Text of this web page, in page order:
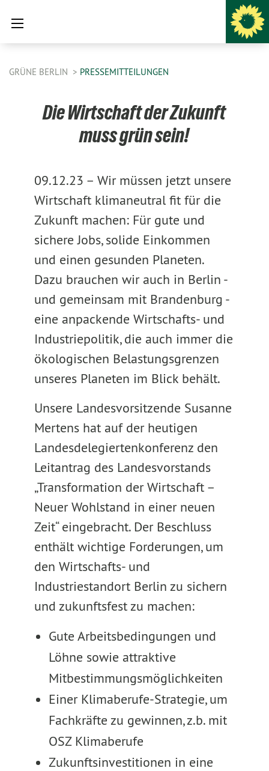
GRÜNE BERLIN PRESSEMITTEILUNGEN
Die Wirtschaft der Zukunft
muss grün sein!
09.12.23 – Wir müssen jetzt unsere
Wirtschaft klimaneutral fit für die
Zukunft machen: Für gute und
sichere Jobs, solide Einkommen
und einen gesunden Planeten.
Dazu brauchen wir auch in Berlin -
und gemeinsam mit Brandenburg -
eine anpackende Wirtschafts- und
Industriepolitik, die auch immer die
ökologischen Belastungsgrenzen
unseres Planeten im Blick behält.
Unsere Landesvorsitzende Susanne
Mertens hat auf der heutigen
Landesdelegiertenkonferenz den
Leitantrag des Landesvorstands
„Transformation der Wirtschaft –
Neuer Wohlstand in einer neuen
Zeit“ eingebracht. Der Beschluss
enthält wichtige Forderungen, um
den Wirtschafts- und
Industriestandort Berlin zu sichern
und zukunftsfest zu machen:
Gute Arbeitsbedingungen und
Löhne sowie attraktive
Mitbestimmungsmöglichkeiten
Einer Klimaberufe-Strategie, um
Fachkräfte zu gewinnen, z.b. mit
OSZ Klimaberufe
Zukunftsinvestitionen in eine